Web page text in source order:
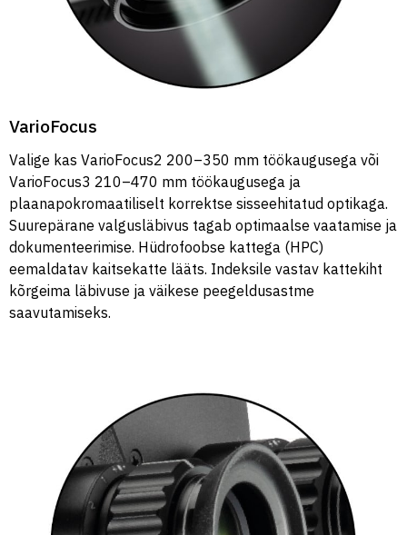
VarioFocus
Valige kas VarioFocus2 200–350 mm töökaugusega või
VarioFocus3 210–470 mm töökaugusega ja
plaanapokromaatiliselt korrektse sisseehitatud optikaga.
Suurepärane valgusläbivus tagab optimaalse vaatamise ja
dokumenteerimise. Hüdrofoobse kattega (HPC)
eemaldatav kaitsekatte lääts. Indeksile vastav kattekiht
kõrgeima läbivuse ja väikese peegeldusastme
saavutamiseks.